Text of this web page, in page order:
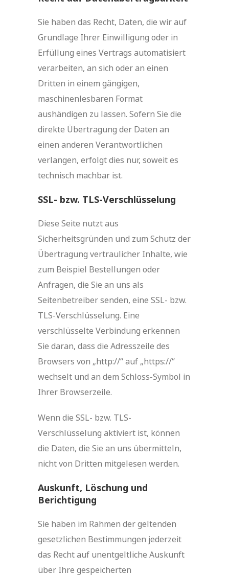
Sie haben das Recht, Daten, die wir auf
Grundlage Ihrer Einwilligung oder in
Erfüllung eines Vertrags automatisiert
verarbeiten, an sich oder an einen
Dritten in einem gängigen,
maschinenlesbaren Format
aushändigen zu lassen. Sofern Sie die
direkte Übertragung der Daten an
einen anderen Verantwortlichen
verlangen, erfolgt dies nur, soweit es
technisch machbar ist.
SSL- bzw. TLS-Verschlüsselung
Diese Seite nutzt aus
Sicherheitsgründen und zum Schutz der
Übertragung vertraulicher Inhalte, wie
zum Beispiel Bestellungen oder
Anfragen, die Sie an uns als
Seitenbetreiber senden, eine SSL- bzw.
TLS-Verschlüsselung. Eine
verschlüsselte Verbindung erkennen
Sie daran, dass die Adresszeile des
Browsers von „http://“ auf „https://“
wechselt und an dem Schloss-Symbol in
Ihrer Browserzeile.
Wenn die SSL- bzw. TLS-
Verschlüsselung aktiviert ist, können
die Daten, die Sie an uns übermitteln,
nicht von Dritten mitgelesen werden.
Auskunft, Löschung und
Berichtigung
Sie haben im Rahmen der geltenden
gesetzlichen Bestimmungen jederzeit
das Recht auf unentgeltliche Auskunft
über Ihre gespeicherten